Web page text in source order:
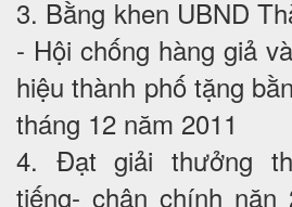
3. Bằng khen UBND
- Hội chống hàng giả
hiệu thành phố tặng
tháng 12 năm 2011
4. Đạt giải thưởng
tiếng- chân chính năn